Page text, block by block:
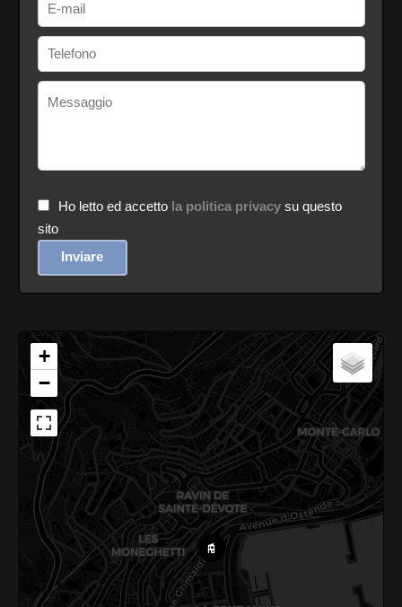
Ho letto ed accetto la politica privacysu questo
sito
Inviare
+
−